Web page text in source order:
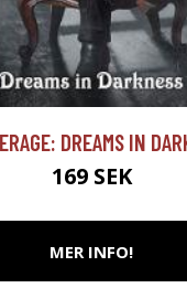
DREAMS IN
169 SEK
MER INFO!